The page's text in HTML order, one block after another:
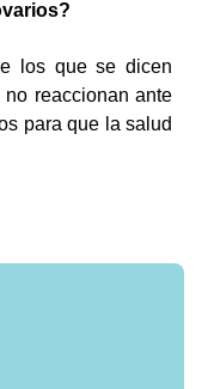
los que se dicen
reaccionan ante
para que la salud